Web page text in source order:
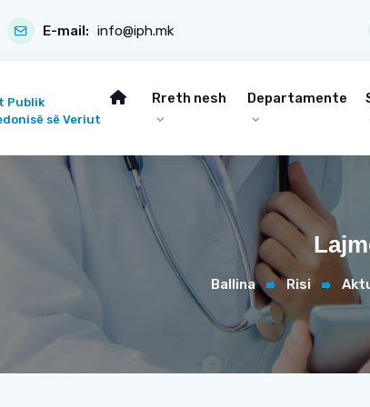
E-mail: info@iph.mk
Publik
së Veriut
Rreth nesh Departamente
Ballina Risi